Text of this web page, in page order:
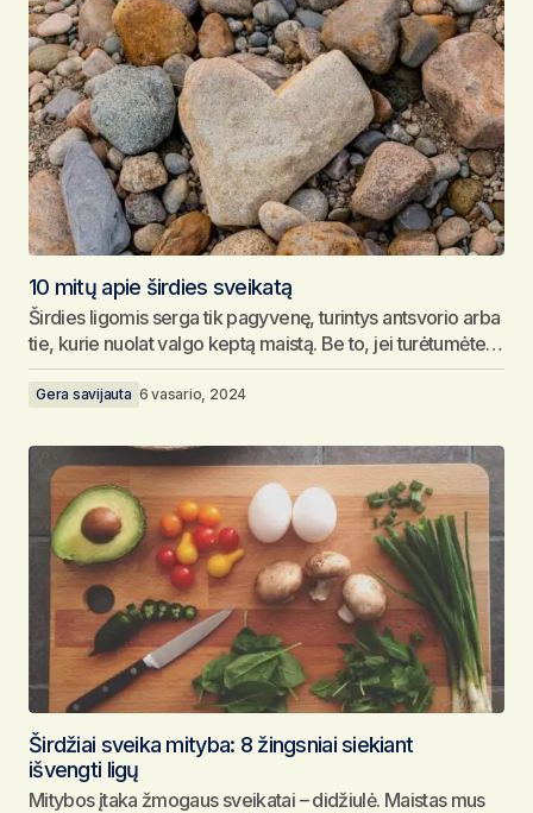
10 mitų apie širdies sveikatą
Širdies ligomis serga tik pagyvenę, turintys antsvorio arba
tie, kurie nuolat valgo keptą maistą. Be to, jei turėtumėte…
Gera savijauta 6 vasario, 2024
Širdžiai sveika mityba: 8 žingsniai siekiant
išvengti ligų
Mitybos įtaka žmogaus sveikatai – didžiulė. Maistas mus